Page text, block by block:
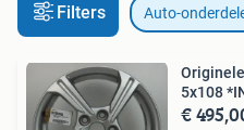
Filters Auto-
5x108
€